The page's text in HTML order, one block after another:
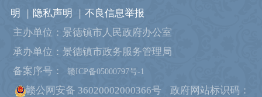
明
| 隐私声明 | 不良信息举报
主办单位：景德镇市人民政府办公室
承办单位：景德镇市政务服务管理局
备案序号：
赣ICP备05000797号-1
赣公网安备 36020002000366号 政府网站标识码：